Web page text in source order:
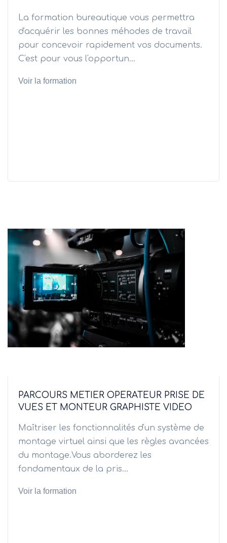
La formation bureautique vous permettra
d'acquérir les bonnes méhodes de travail
pour concevoir rapidement vos documents.
C'est pour vous l'opportun...
Voir la formation
PARCOURS METIER OPERATEUR PRISE DE
VUES ET MONTEUR GRAPHISTE VIDEO
Maîtriser les fonctionnalités d'un système de
montage virtuel ainsi que les règles avancées
du montage.Vous aborderez les
fondamentaux de la pris...
Voir la formation